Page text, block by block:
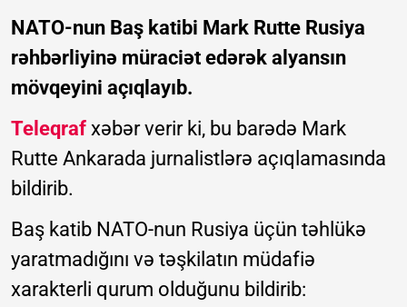
NATO-nun Baş katibi Mark Rutte Rusiya
rəhbərliyinə müraciət edərək alyansın
mövqeyini açıqlayıb.
Teleqraf xəbər verir ki, bu barədə Mark
Rutte Ankarada jurnalistlərə açıqlamasında
bildirib.
Baş katib NATO-nun Rusiya üçün təhlükə
yaratmadığını və təşkilatın müdafiə
xarakterli qurum olduğunu bildirib: